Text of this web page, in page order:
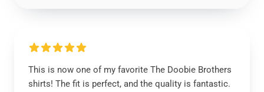
This is now one of my favorite The Doobie Brothers
shirts! The fit is perfect, and the quality is fantastic.